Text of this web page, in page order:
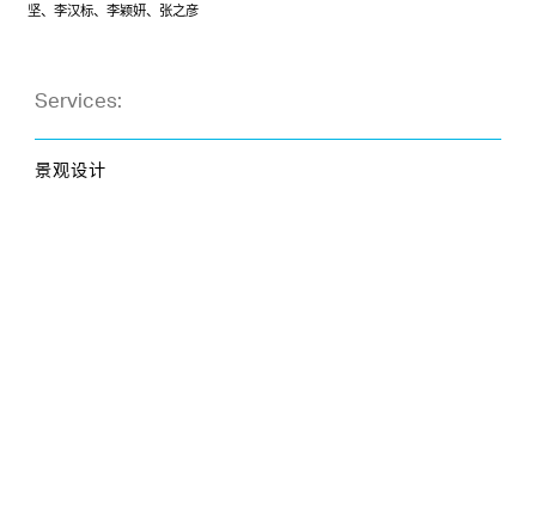
坚、李汉标、李颖妍、张之彦
Services:
景观设计